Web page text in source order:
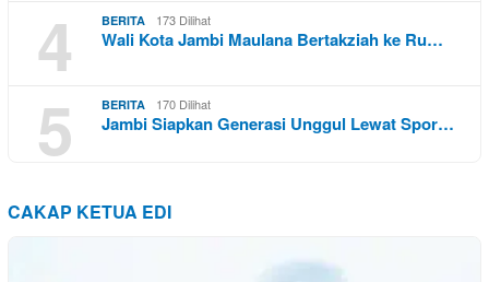
4
BERITA 173 Dilihat
Wali Kota Jambi Maulana Bertakziah ke Ru…
5 BERITA 170 Dilihat
Jambi Siapkan Generasi Unggul Lewat Spor…
CAKAP KETUA EDI